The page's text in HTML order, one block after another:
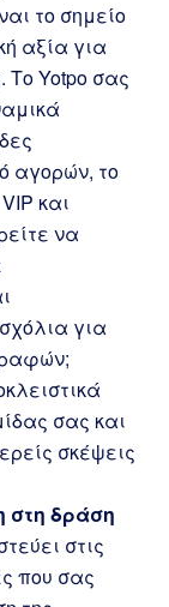
το σημείο
αξία για
Το Yotpo σας
αγορών, το
και
να
για
σας και
σκέψεις
στη δράση
στις
που σας